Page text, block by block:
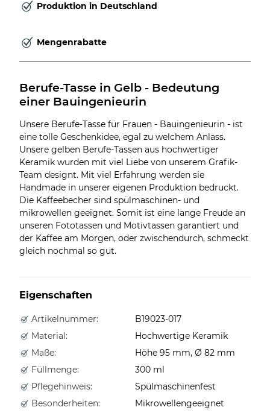
Produktion in Deutschland
Mengenrabatte
Berufe-Tasse in Gelb - Bedeutung
einer Bauingenieurin
Unsere Berufe-Tasse für Frauen - Bauingenieurin - ist
eine tolle Geschenkidee, egal zu welchem Anlass.
Unsere gelben Berufe-Tassen aus hochwertiger
Keramik wurden mit viel Liebe von unserem Grafik-
Team designt. Mit viel Erfahrung werden sie
Handmade in unserer eigenen Produktion bedruckt.
Die Kaffeebecher sind spülmaschinen- und
mikrowellen geeignet. Somit ist eine lange Freude an
unseren Fototassen und Motivtassen garantiert und
der Kaffee am Morgen, oder zwischendurch, schmeckt
gleich nochmal so gut.
Eigenschaften
Artikelnummer:
B19023-017
Material:
Hochwertige Keramik
Maße:
Höhe 95 mm, Ø 82 mm
Füllmenge:
300 ml
Pflegehinweis:
Spülmaschinenfest
Besonderheiten:
Mikrowellengeeignet